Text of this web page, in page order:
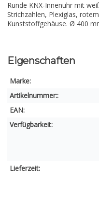
Runde KNX-Innenuhr mit
Strichzahlen, Plexiglas,
Kunststoffgehäuse. Ø 400
Eigenschaften
Marke:
Artikelnummer::
EAN:
Verfügbarkeit:
Lieferzeit: